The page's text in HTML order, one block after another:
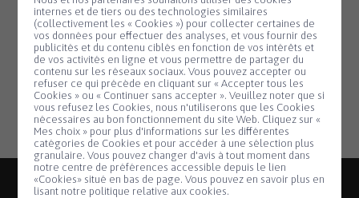
Panneau de gestion des cookies
internes et de tiers ou des technologies similaires
(collectivement les « Cookies ») pour collecter certaines de
vos données pour effectuer des analyses, et vous fournir des
publicités et du contenu ciblés en fonction de vos intérêts et
de vos activités en ligne et vous permettre de partager du
contenu sur les réseaux sociaux. Vous pouvez accepter ou
refuser ce qui précède en cliquant sur « Accepter tous les
Cookies » ou « Continuer sans accepter ». Veuillez noter que si
vous refusez les Cookies, nous n'utiliserons que les Cookies
nécessaires au bon fonctionnement du site Web. Cliquez sur «
Mes choix » pour plus d'informations sur les différentes
catégories de Cookies et pour accéder à une sélection plus
granulaire. Vous pouvez changer d'avis à tout moment dans
notre centre de préférences accessible depuis le lien
«Cookies» situé en bas de page. Vous pouvez en savoir plus en
lisant notre politique relative aux cookies.
06 59 32 11 35
06 59 25 84 31